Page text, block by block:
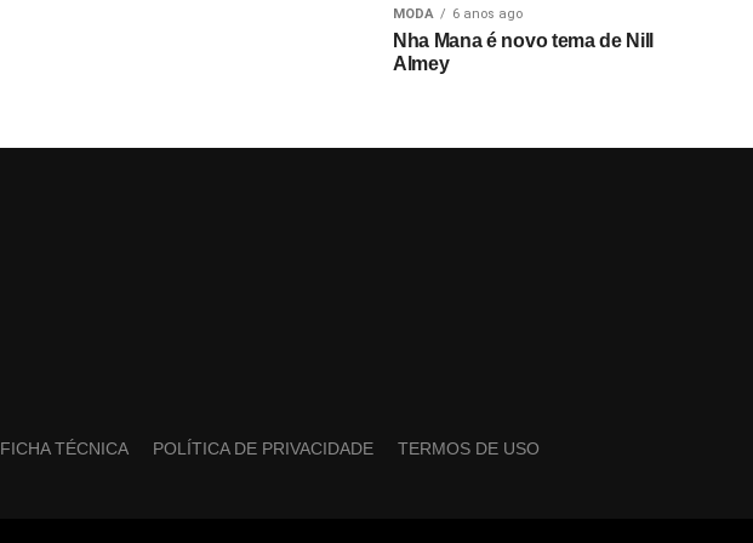
MODA 6 anos ago
Nha Mana é novo tema de Nill
Almey
FICHA TÉCNICA POLÍTICA DE PRIVACIDADE TERMOS DE USO